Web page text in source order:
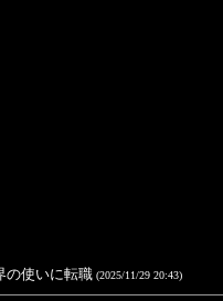
の使いに転職 (2025/11/29 20:43)